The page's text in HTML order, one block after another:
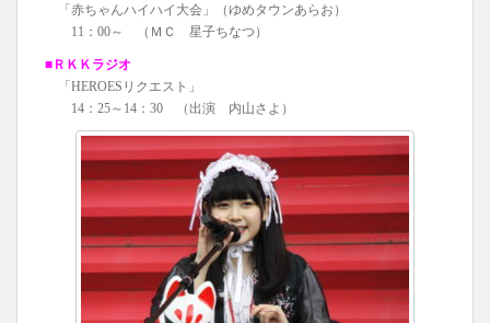
「赤ちゃんハイハイ大会」（ゆめタウンあらお）
11：00～ （ＭＣ 星子ちなつ）
■ＲＫＫラジオ
「HEROESリクエスト」
14：25～14：30 （出演 内山さよ）